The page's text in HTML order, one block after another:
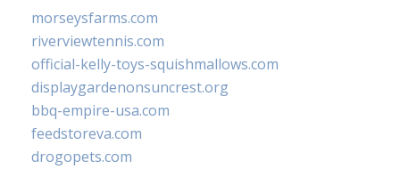
morseysfarms.com
riverviewtennis.com
official-kelly-toys-squishmallows.com
displaygardenonsuncrest.org
bbq-empire-usa.com
feedstoreva.com
drogopets.com